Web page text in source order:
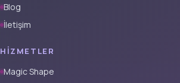
Blog
İletişim
HIZMETLER
Magic Shape